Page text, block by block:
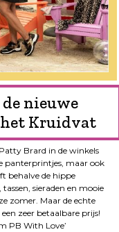
nieuwe
Kruidvat
Brard in de winkels
panterprintjes, maar ook
behalve de hippe
sieraden en mooie
zomer. Maar de echte
zeer betaalbare prijs!
PB With Love’